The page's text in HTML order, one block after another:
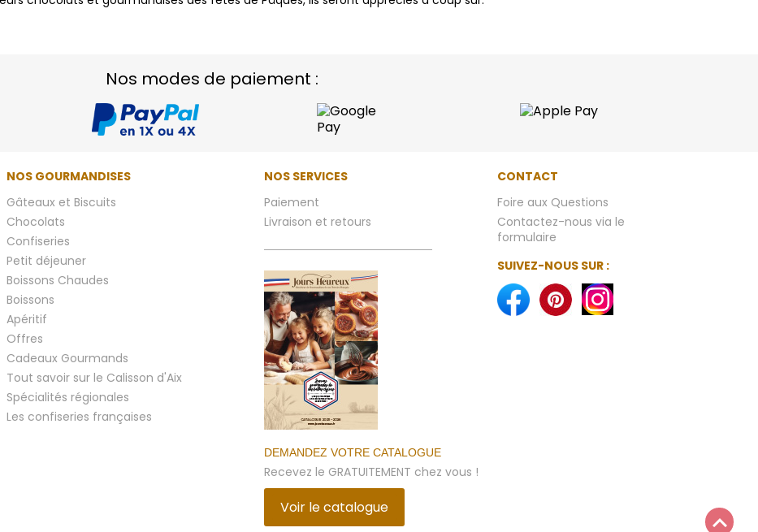
Nos modes de paiement :
NOS GOURMANDISES
Gâteaux et Biscuits
Chocolats
Confiseries
Petit déjeuner
Boissons Chaudes
Boissons
Apéritif
Offres
Cadeaux Gourmands
Tout savoir sur le Calisson d'Aix
Spécialités régionales
Les confiseries françaises
NOS SERVICES
Paiement
Livraison et retours
DEMANDEZ VOTRE CATALOGUE
Recevez le GRATUITEMENT chez vous !
Voir le catalogue
CONTACT
Foire aux Questions
Contactez-nous via le
formulaire
SUIVEZ-NOUS SUR :
keyboard_arrow_up